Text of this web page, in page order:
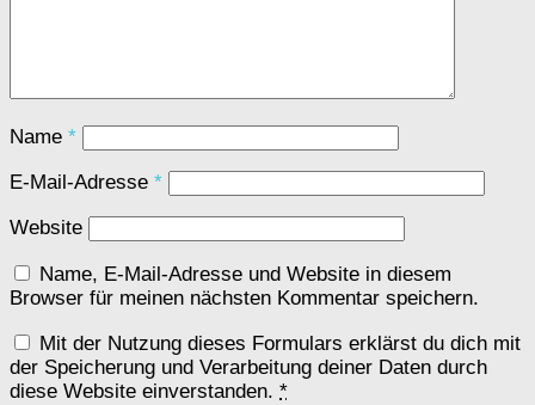
Name *
E-Mail-Adresse *
Website
Name, E-Mail-Adresse und Website in diesem
Browser für meinen nächsten Kommentar speichern.
Mit der Nutzung dieses Formulars erklärst du dich mit
der Speicherung und Verarbeitung deiner Daten durch
diese Website einverstanden. *